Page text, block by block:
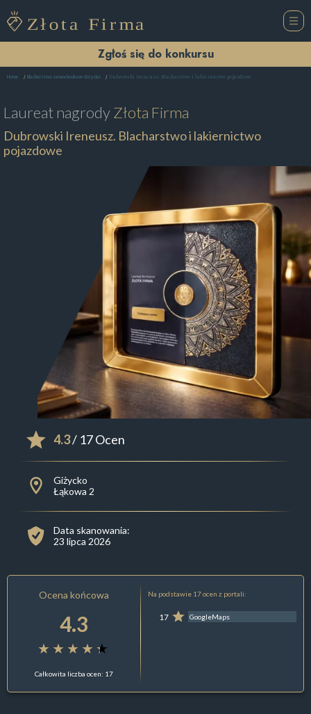
Zgłoś się do konkursu
Home Blacharstwo samochodowe Giżycko Dubrowski Ireneusz. Blacharstwo i lakiernictwo pojazdowe
Laureat nagrodyZłota Firma
Dubrowski Ireneusz. Blacharstwo i lakiernictwo
pojazdowe
4.3/ 17 Ocen
Giżycko
Łąkowa 2
Data skanowania:
23 lipca 2026
Ocena końcowa
4.3
Całkowita liczba ocen: 17
Na podstawie 17 ocen z portali:
17 GoogleMaps